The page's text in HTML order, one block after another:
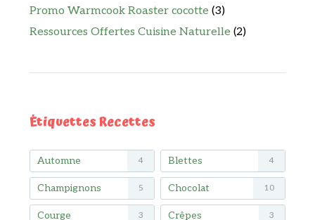
Promo Warmcook Roaster cocotte (3)
Ressources Offertes Cuisine Naturelle (2)
Étiquettes Recettes
Automne 4 Blettes 4
Champignons 5 Chocolat 10
Courge 3 Crêpes 3